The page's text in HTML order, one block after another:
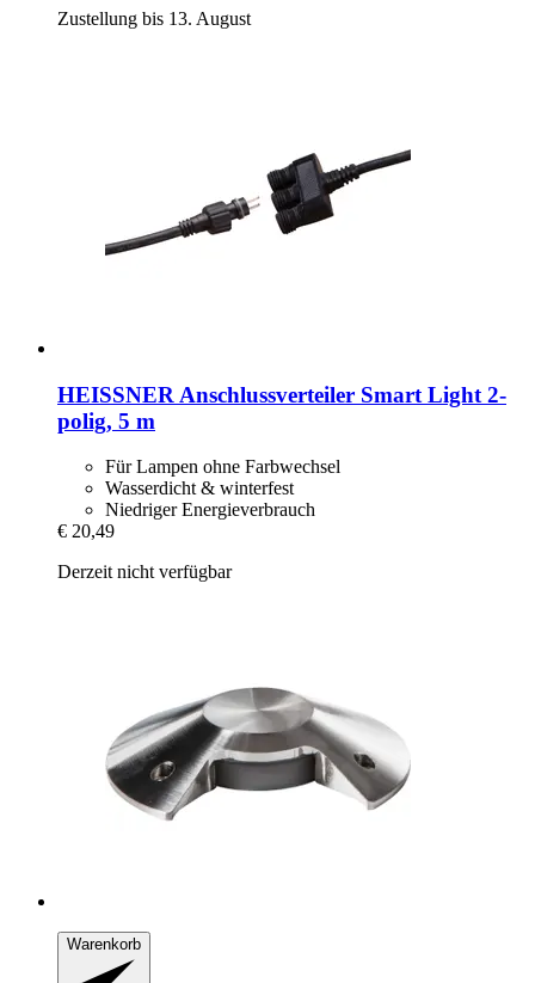
Zustellung bis 13. August
HEISSNER Anschlussverteiler Smart Light 2-​
polig, 5 m
Für Lampen ohne Farbwechsel
Wasserdicht & winterfest
Niedriger Energieverbrauch
€ 20,49
Derzeit nicht verfügbar
Warenkorb